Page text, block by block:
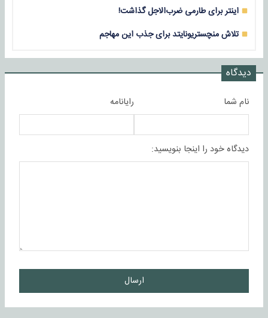
اینتر برای طارمی ضرب‌الاجل گذاشت!
تلاش منچستریونایتد برای جذب این مهاجم
دیدگاه
نام شما رایانامه
دیدگاه خود را اینجا بنویسید:
ارسال